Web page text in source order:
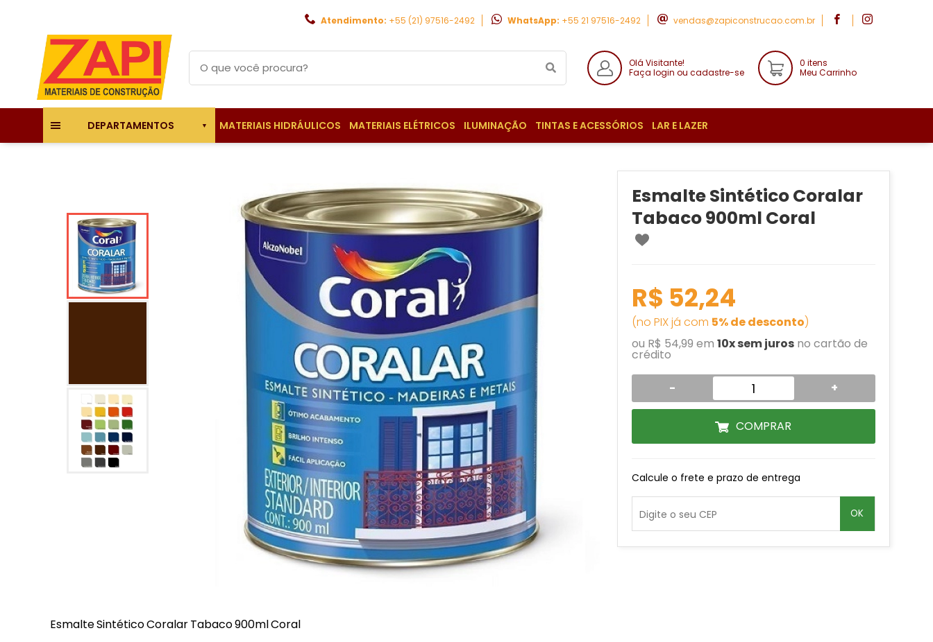
Atendimento: +55 (21) 97516-2492 WhatsApp: +55 21 97516-2492 vendas@zapiconstrucao.com.br
Olá Visitante!
Faça login ou cadastre-se
0 itens
Meu Carrinho
DEPARTAMENTOS MATERIAIS HIDRÁULICOS MATERIAIS ELÉTRICOS ILUMINAÇÃO TINTAS E ACESSÓRIOS LAR E LAZER
Esmalte Sintético Coralar
Tabaco 900ml Coral
R$ 52,24
(no PIX já com 5% de desconto)
ou R$ 54,99 em 10x sem jurosno cartão de
crédito
- +
COMPRAR
Calcule o frete e prazo de entrega
OK
Esmalte Sintético Coralar Tabaco 900ml Coral